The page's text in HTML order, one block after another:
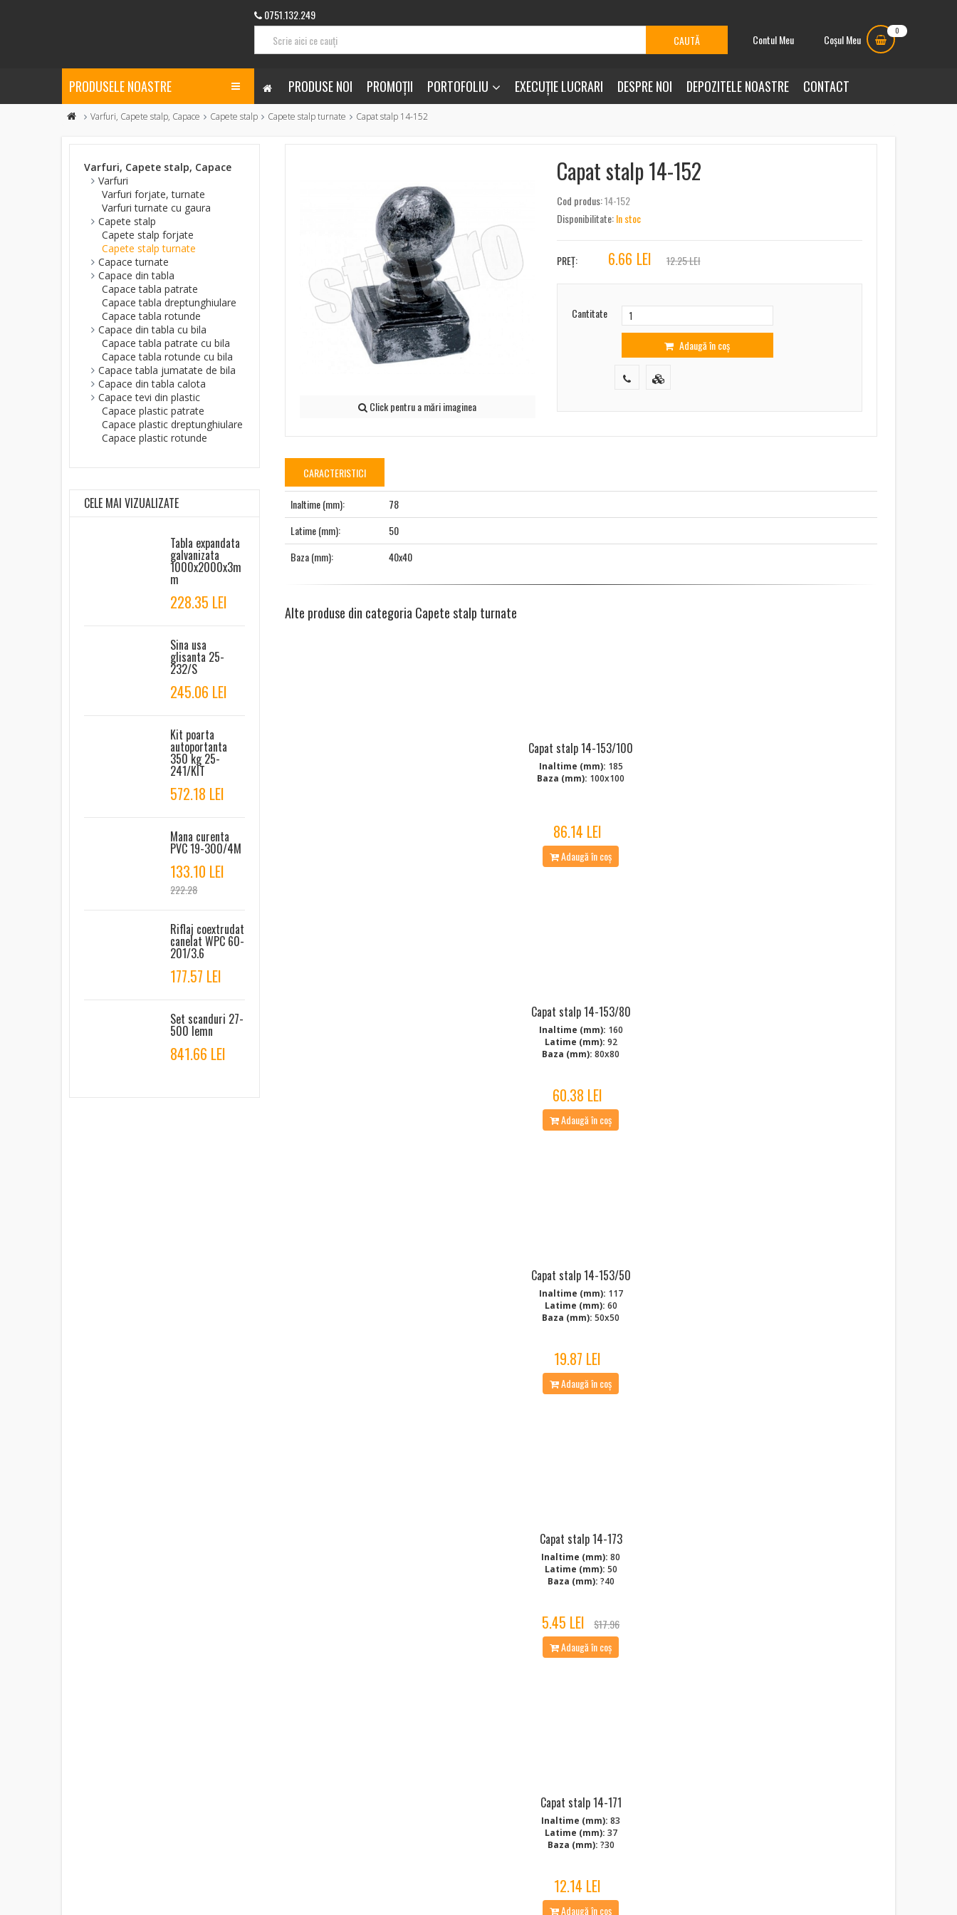
0751.132.249
Contul Meu
Coșul Meu
0
PRODUSELE NOASTRE PRODUSE NOI PROMOȚII PORTOFOLIU EXECUȚIE LUCRARI DESPRE NOI DEPOZITELE NOASTRE CONTACT
Varfuri, Capete stalp, Capace Capete stalp Capete stalp turnate Capat stalp 14-152
Click pentru a mări imaginea
Capat stalp 14-152
Cod produs:14-152
Disponibilitate:In stoc
PREȚ: 6.66 LEI 12.25 LEI
Cantitate
Adaugă în coș
CARACTERISTICI
Inaltime (mm):
78
Latime (mm):
50
Baza (mm):
40x40
Alte produse din categoria Capete stalp turnate
Capat stalp 14-153/100
Inaltime (mm): 185
Baza (mm): 100x100
86.14 LEI
Adaugă în coș
Capat stalp 14-153/80
Inaltime (mm): 160
Latime (mm): 92
Baza (mm): 80x80
60.38 LEI
Adaugă în coș
Capat stalp 14-153/50
Inaltime (mm): 117
Latime (mm): 60
Baza (mm): 50x50
19.87 LEI
Adaugă în coș
Capat stalp 14-173
Inaltime (mm): 80
Latime (mm): 50
Baza (mm): ?40
5.45 LEI
$17.96
Adaugă în coș
Capat stalp 14-171
Inaltime (mm): 83
Latime (mm): 37
Baza (mm): ?30
12.14 LEI
Adaugă în coș
Varfuri, Capete stalp, Capace
Varfuri
Varfuri forjate, turnate
Varfuri turnate cu gaura
Capete stalp
Capete stalp forjate
Capete stalp turnate
Capace turnate
Capace din tabla
Capace tabla patrate
Capace tabla dreptunghiulare
Capace tabla rotunde
Capace din tabla cu bila
Capace tabla patrate cu bila
Capace tabla rotunde cu bila
Capace tabla jumatate de bila
Capace din tabla calota
Capace tevi din plastic
Capace plastic patrate
Capace plastic dreptunghiulare
Capace plastic rotunde
CELE MAI VIZUALIZATE
Tabla expandata
galvanizata
1000x2000x3m
m
228.35 LEI
Sina usa
glisanta 25-
232/S
245.06 LEI
Kit poarta
autoportanta
350 kg 25-
241/KIT
572.18 LEI
Mana curenta
PVC 19-300/4M
133.10 LEI
222.28
Riflaj coextrudat
canelat WPC 60-
201/3.6
177.57 LEI
Set scanduri 27-
500 lemn
841.66 LEI